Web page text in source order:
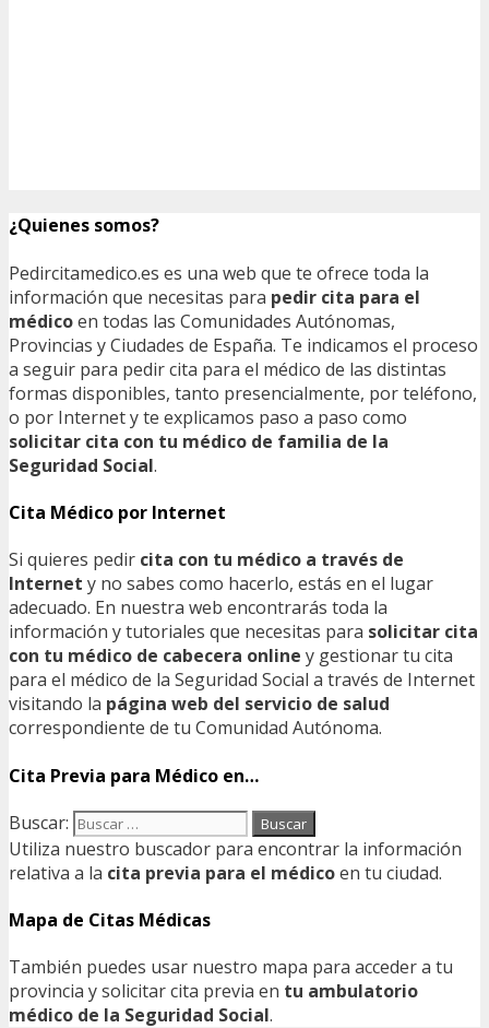
¿Quienes somos?
Pedircitamedico.es es una web que te ofrece toda la
información que necesitas para pedir cita para el
médicoen todas las Comunidades Autónomas,
Provincias y Ciudades de España. Te indicamos el proceso
a seguir para pedir cita para el médico de las distintas
formas disponibles, tanto presencialmente, por teléfono,
o por Internet y te explicamos paso a paso como
solicitar cita con tu médico de familia de la
Seguridad Social.
Cita Médico por Internet
Si quieres pedir cita con tu médico a través de
Internet y no sabes como hacerlo, estás en el lugar
adecuado. En nuestra web encontrarás toda la
información y tutoriales que necesitas para solicitar cita
con tu médico de cabecera online y gestionar tu cita
para el médico de la Seguridad Social a través de Internet
visitando la página web del servicio de salud
correspondiente de tu Comunidad Autónoma.
Cita Previa para Médico en…
Buscar:
Utiliza nuestro buscador para encontrar la información
relativa a la cita previa para el médicoen tu ciudad.
Mapa de Citas Médicas
También puedes usar nuestro mapa para acceder a tu
provincia y solicitar cita previa en tu ambulatorio
médico de la Seguridad Social.